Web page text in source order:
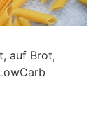
auf Brot,